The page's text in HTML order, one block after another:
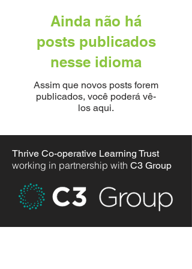
Ainda não há
posts publicados
nesse idioma
Assim que novos posts forem
publicados, você poderá vê-
los aqui.
Thrive Co-operative Learning Trust
working in partnership with C3 Group